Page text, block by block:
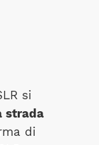
si
strada
di